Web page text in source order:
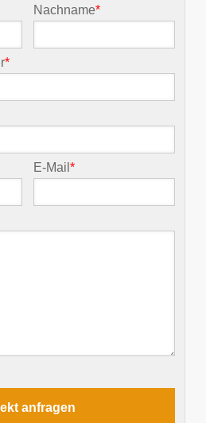
Nachname*
*
E-Mail*